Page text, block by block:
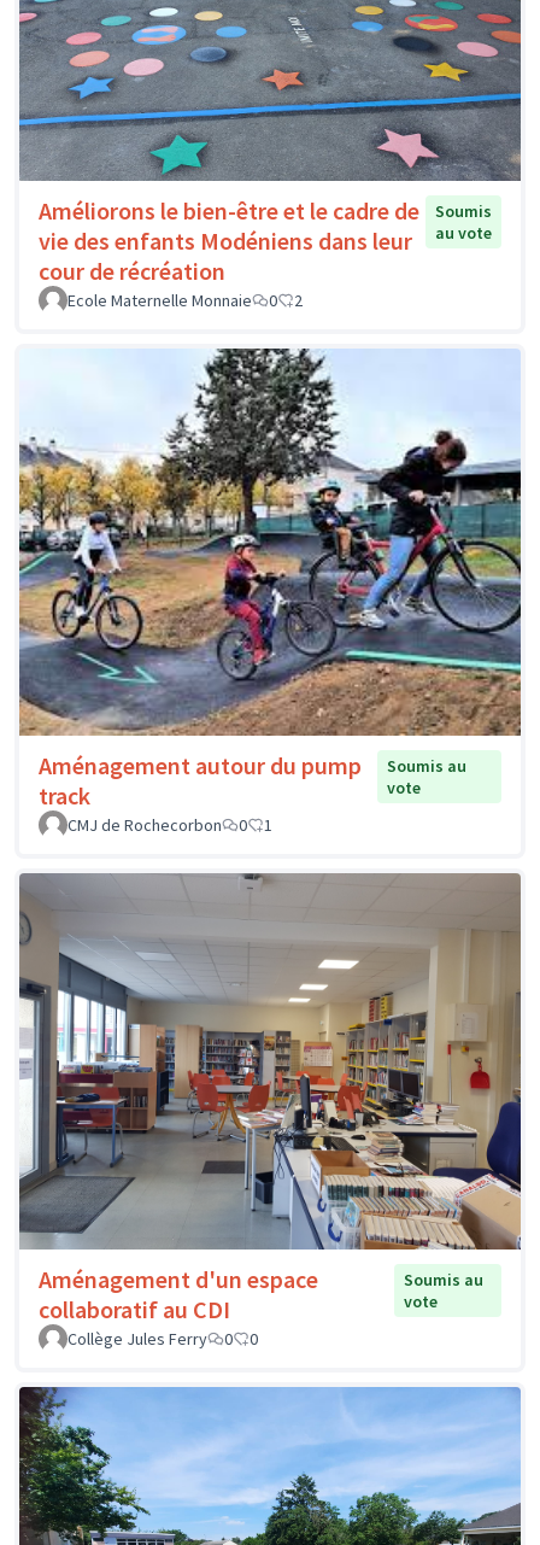
Améliorons le bien-être et le cadre de
vie des enfants Modéniens dans leur
cour de récréation
Soumis
au vote
Ecole Maternelle Monnaie 0 2
Aménagement autour du pump
track
Soumis au
vote
CMJ de Rochecorbon
0 1
Aménagement d'un espace
collaboratif au CDI
Soumis au
vote
Collège Jules Ferry
0 0